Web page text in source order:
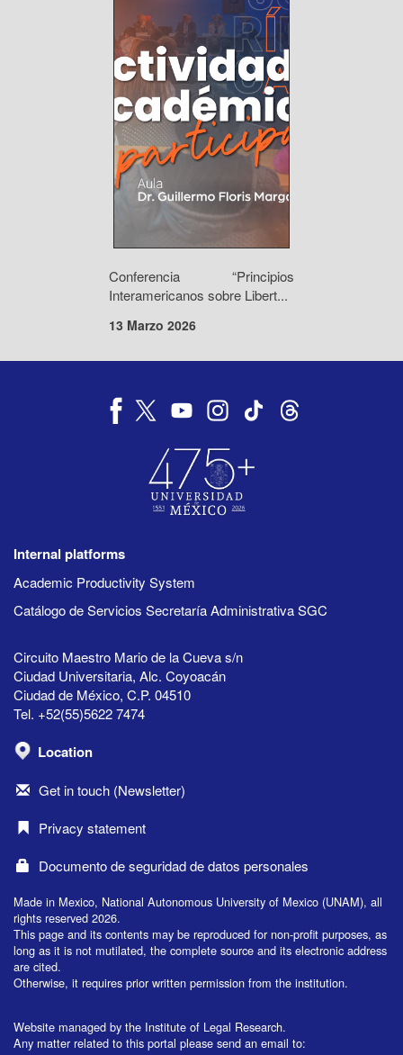
Conferencia “Principios
Interamericanos sobre Libert...
13 Marzo 2026
Internal platforms
Academic Productivity System
Catálogo de Servicios Secretaría Administrativa SGC
Circuito Maestro Mario de la Cueva s/n
Ciudad Universitaria, Alc. Coyoacán
Ciudad de México, C.P. 04510
Tel. +52(55)5622 7474
Location
Get in touch (Newsletter)
Privacy statement
Documento de seguridad de datos personales
Made in Mexico, National Autonomous University of Mexico (UNAM), all
rights reserved 2026.
This page and its contents may be reproduced for non-profit purposes, as
long as it is not mutilated, the complete source and its electronic address
are cited.
Otherwise, it requires prior written permission from the institution.
Website managed by the Institute of Legal Research.
Any matter related to this portal please send an email to: